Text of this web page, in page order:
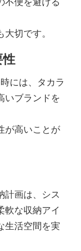
切です。
には、タカラ
いブランドを
が高いことが
計画は、シス
軟な収納アイ
生活空間を実